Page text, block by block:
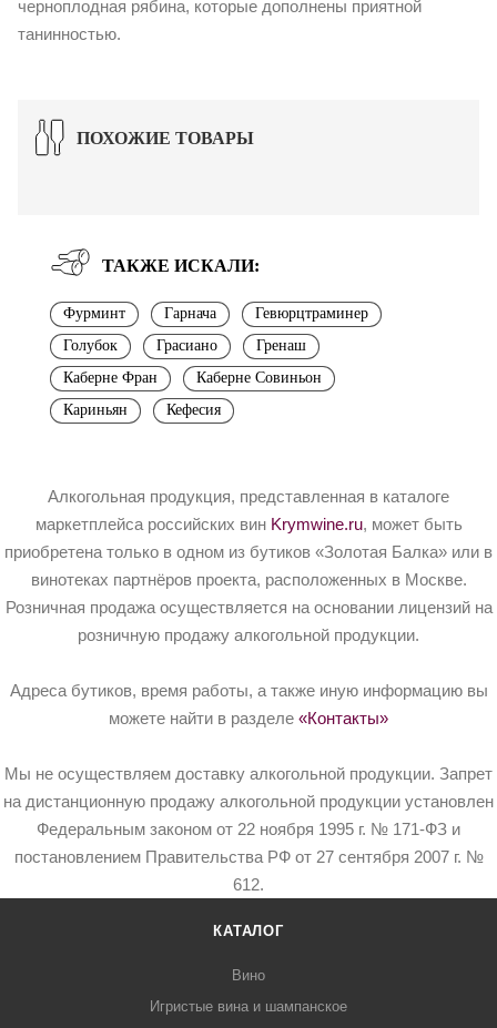
черноплодная рябина, которые дополнены приятной
танинностью.
ПОХОЖИЕ ТОВАРЫ
ТАКЖЕ ИСКАЛИ:
Фурминт Гарнача
Гевюрцтраминер
Голубок
Грасиано
Гренаш
Каберне Фран
Каберне Совиньон
Кариньян
Кефесия
Алкогольная продукция, представленная в каталоге
маркетплейса российских вин Krymwine.ru, может быть
приобретена только в одном из бутиков «Золотая Балка» или в
винотеках партнёров проекта, расположенных в Москве.
Розничная продажа осуществляется на основании лицензий на
розничную продажу алкогольной продукции.
Адреса бутиков, время работы, а также иную информацию вы
можете найти в разделе «Контакты»
Мы не осуществляем доставку алкогольной продукции. Запрет
на дистанционную продажу алкогольной продукции установлен
Федеральным законом от 22 ноября 1995 г. № 171-ФЗ и
постановлением Правительства РФ от 27 сентября 2007 г. №
612.
КАТАЛОГ
Вино
Игристые вина и шампанское